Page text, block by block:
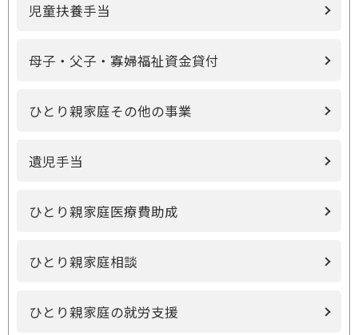
児童扶養手当
母子・父子・寡婦福祉資金貸付
ひとり親家庭その他の事業
遺児手当
ひとり親家庭医療費助成
ひとり親家庭相談
ひとり親家庭の就労支援